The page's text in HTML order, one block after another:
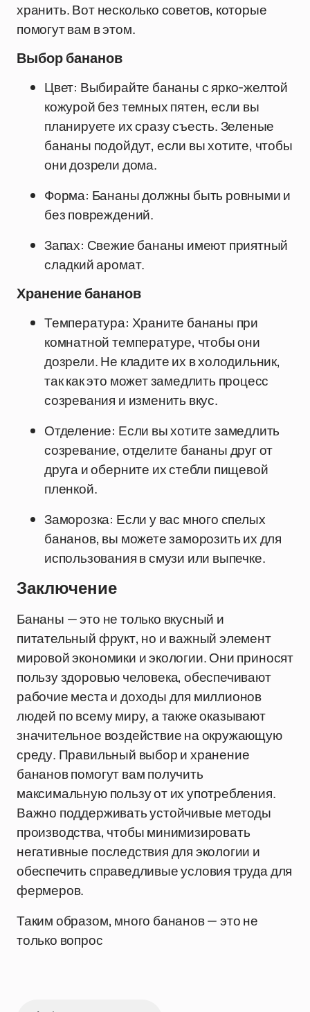
хранить. Вот несколько советов, которые
помогут вам в этом.
Выбор бананов
Цвет: Выбирайте бананы с ярко-желтой
кожурой без темных пятен, если вы
планируете их сразу съесть. Зеленые
бананы подойдут, если вы хотите, чтобы
они дозрели дома.
Форма: Бананы должны быть ровными и
без повреждений.
Запах: Свежие бананы имеют приятный
сладкий аромат.
Хранение бананов
Температура: Храните бананы при
комнатной температуре, чтобы они
дозрели. Не кладите их в холодильник,
так как это может замедлить процесс
созревания и изменить вкус.
Отделение: Если вы хотите замедлить
созревание, отделите бананы друг от
друга и оберните их стебли пищевой
пленкой.
Заморозка: Если у вас много спелых
бананов, вы можете заморозить их для
использования в смузи или выпечке.
Заключение
Бананы — это не только вкусный и
питательный фрукт, но и важный элемент
мировой экономики и экологии. Они приносят
пользу здоровью человека, обеспечивают
рабочие места и доходы для миллионов
людей по всему миру, а также оказывают
значительное воздействие на окружающую
среду. Правильный выбор и хранение
бананов помогут вам получить
максимальную пользу от их употребления.
Важно поддерживать устойчивые методы
производства, чтобы минимизировать
негативные последствия для экологии и
обеспечить справедливые условия труда для
фермеров.
Таким образом, много бананов — это не
только вопрос